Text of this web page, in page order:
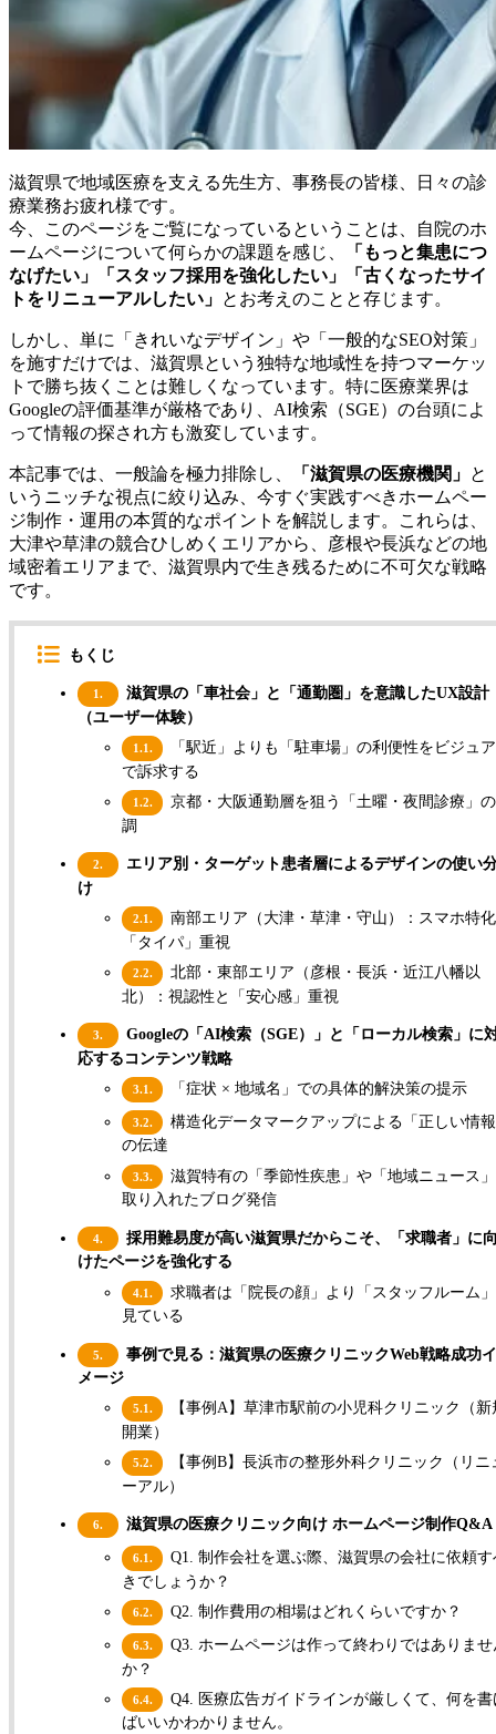
滋賀県で地域医療を支える先生方、事務長の皆様、日々の診
療業務お疲れ様です。
今、このページをご覧になっているということは、自院のホ
ームページについて何らかの課題を感じ、
「もっと集患につ
なげたい」「スタッフ採用を強化したい」「古くなったサイ
トをリニューアルしたい」 とお考えのことと存じます。
しかし、単に「きれいなデザイン」や「一般的なSEO対策」
を施すだけでは、滋賀県という独特な地域性を持つマーケッ
トで勝ち抜くことは難しくなっています。特に医療業界は
Googleの評価基準が厳格であり、AI検索（SGE）の台頭によ
って情報の探され方も激変しています。
本記事では、一般論を極力排除し、 「滋賀県の医療機関」 と
いうニッチな視点に絞り込み、今すぐ実践すべきホームペー
ジ制作・運用の本質的なポイントを解説します。これらは、
大津や草津の競合ひしめくエリアから、彦根や長浜などの地
域密着エリアまで、滋賀県内で生き残るために不可欠な戦略
です。
もくじ
1.
滋賀県の「車社会」と「通勤圏」を意識したUX設計
（ユーザー体験）
1.1.
「駅近」よりも「駐車場」の利便性をビジュ
で訴求する
1.2.
京都・大阪通勤層を狙う「土曜・夜間診療」
調
2.
エリア別・ターゲット患者層によるデザインの使い
け
2.1.
南部エリア（大津・草津・守山）：スマホ特
「タイパ」重視
2.2.
北部・東部エリア（彦根・長浜・近江八幡以
北）：視認性と「安心感」重視
3.
Googleの「AI検索（SGE）」と「ローカル検索」に
応するコンテンツ戦略
3.1. 「症状 × 地域名」での具体的解決策の提示
3.2.
構造化データマークアップによる「正しい情
の伝達
3.3.
滋賀特有の「季節性疾患」や「地域ニュース
取り入れたブログ発信
4.
採用難易度が高い滋賀県だからこそ、「求職者」に
けたページを強化する
4.1.
求職者は「院長の顔」より「スタッフルーム
見ている
5.
事例で見る：滋賀県の医療クリニックWeb戦略成功
メージ
5.1.
【事例A】草津市駅前の小児科クリニック（新
開業）
5.2.
【事例B】長浜市の整形外科クリニック（リニ
ーアル）
6. 滋賀県の医療クリニック向け ホームページ制作Q&A
6.1.
Q1. 制作会社を選ぶ際、滋賀県の会社に依頼す
きでしょうか？
6.2. Q2. 制作費用の相場はどれくらいですか？
6.3.
Q3. ホームページは作って終わりではありませ
か？
6.4.
Q4. 医療広告ガイドラインが厳しくて、何を書
ばいいかわかりません。